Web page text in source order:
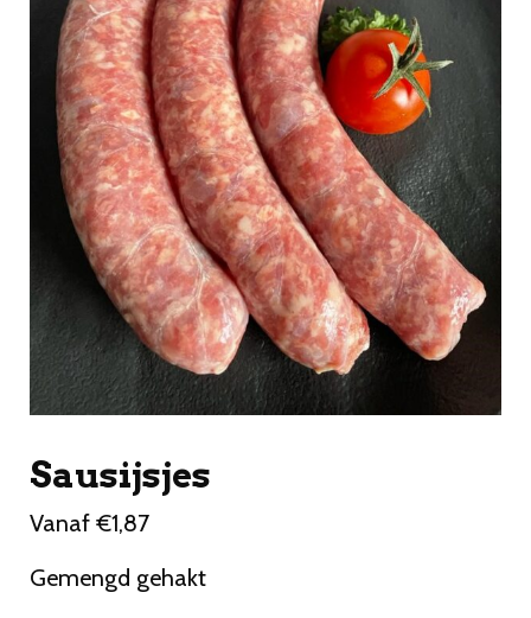
Sausijsjes
Vanaf €1,87
Gemengd gehakt